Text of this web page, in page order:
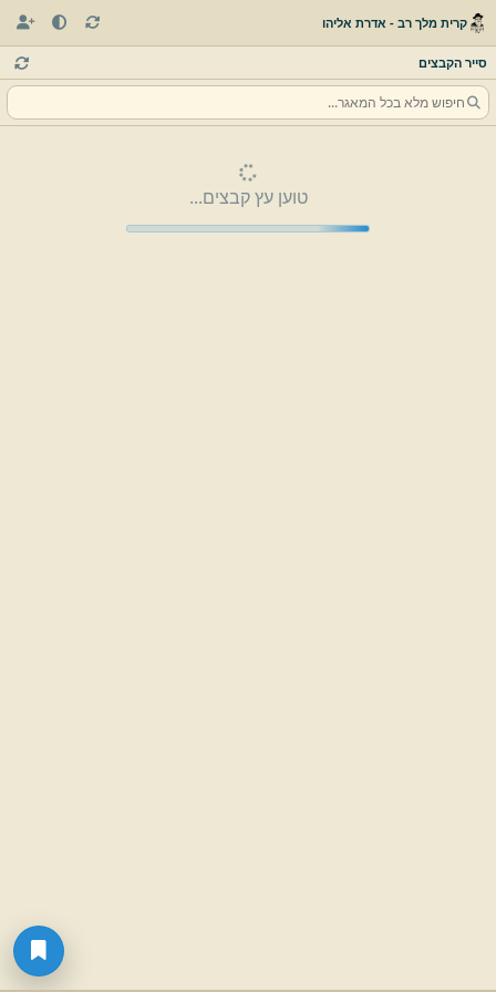
קרית מלך רב - אדרת אליהו
סייר הקבצים
טוען עץ קבצים...